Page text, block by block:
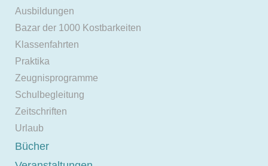
Ausbildungen
Bazar der 1000 Kostbarkeiten
Klassenfahrten
Praktika
Zeugnisprogramme
Schulbegleitung
Zeitschriften
Urlaub
Bücher